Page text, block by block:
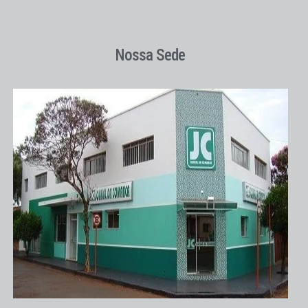
Nossa Sede